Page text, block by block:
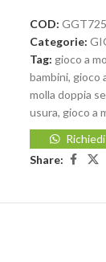
COD:
Categorie:
Tag: gioco a
bambini, gioco
molla doppia
usura, gioco a
Share: